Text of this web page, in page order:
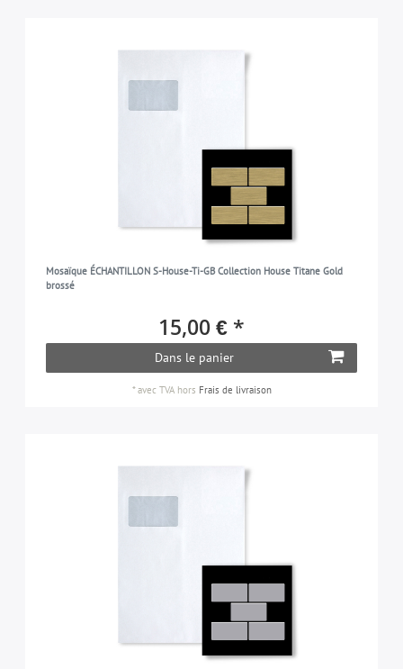
Mosaïque ÉCHANTILLON S-House-Ti-GB Collection House Titane Gold
brossé
15,00 € *
Dans le panier
*avec TVAhors Frais de livraison